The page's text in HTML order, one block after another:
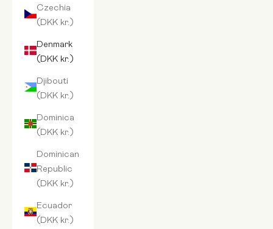
Czechia
(DKK kr.)
Denmark
(DKK kr.)
Djibouti
(DKK kr.)
Dominica
(DKK kr.)
Dominican
Republic
(DKK kr.)
Ecuador
(DKK kr.)